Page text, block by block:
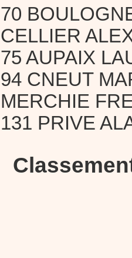
70
CELLIER
75 AUPAIX
94 CNEUT
MERCHIE
131 PRIVE